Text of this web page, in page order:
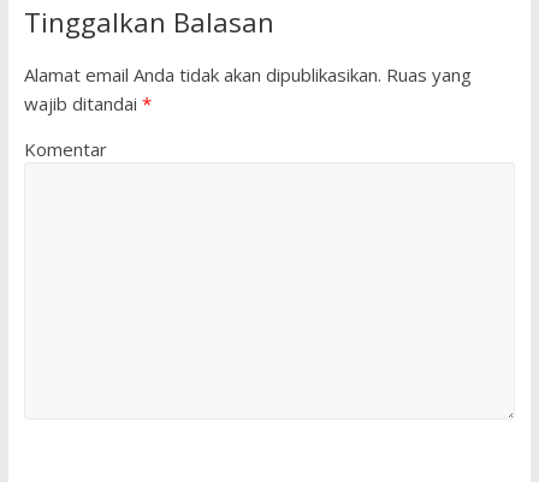
Tinggalkan Balasan
Alamat email Anda tidak akan dipublikasikan. Ruas yang
wajib ditandai *
Komentar